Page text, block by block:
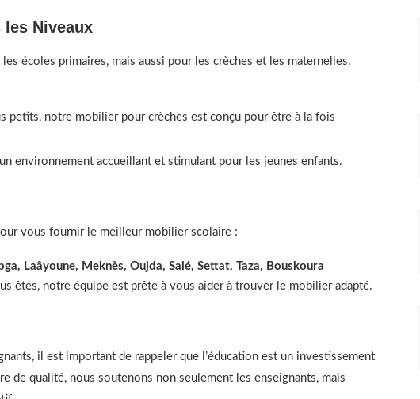
les Niveaux
écoles primaires, mais aussi pour les crèches et les maternelles.
petits, notre mobilier pour crèches est conçu pour être à la fois
environnement accueillant et stimulant pour les jeunes enfants.
vous fournir le meilleur mobilier scolaire :
Laâyoune, Meknès, Oujda, Salé, Settat, Taza, Bouskoura
êtes, notre équipe est prête à vous aider à trouver le mobilier adapté.
il est important de rappeler que l’éducation est un investissement
de qualité, nous soutenons non seulement les enseignants, mais